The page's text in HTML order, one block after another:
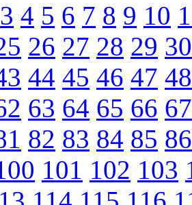
3 4 5 6 7 8 9 10
26 27 28 29 30
44 45 46 47 48
63 64 65 66 67
82 83 84 85 86
101 102 103